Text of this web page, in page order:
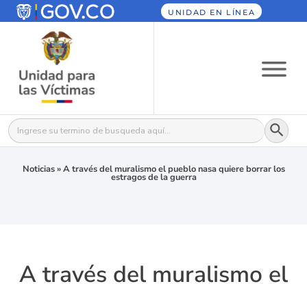
UNIDAD EN LÍNEA
Buscar: Botón
Noticias»A través del muralismo el pueblo nasa quiere borrar los
estragos de la guerra
A través del muralismo el